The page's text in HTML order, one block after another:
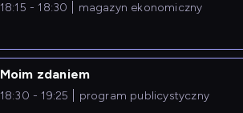
18:15 - 18:30 magazyn ekonomiczny
Moim zdaniem
18:30 - 19:25 program publicystyczny